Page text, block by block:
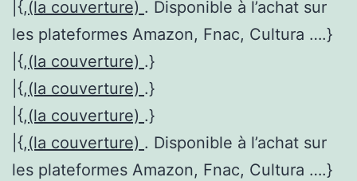
|{,(la couverture) . Disponible à l’achat sur
les plateformes Amazon, Fnac, Cultura ….}
|{,(la couverture) .}
|{,(la couverture) .}
|{,(la couverture) .}
|{,(la couverture) . Disponible à l’achat sur
les plateformes Amazon, Fnac, Cultura ….}